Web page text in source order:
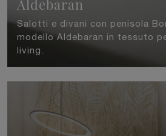
Aldebaran
Salotti e divani con penisola
modello Aldebaran in tessuto
living.